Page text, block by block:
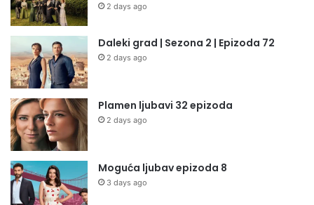
2 days ago
Daleki grad | Sezona 2 | Epizoda 72
2 days ago
Plamen ljubavi 32 epizoda
2 days ago
Moguća ljubav epizoda 8
3 days ago